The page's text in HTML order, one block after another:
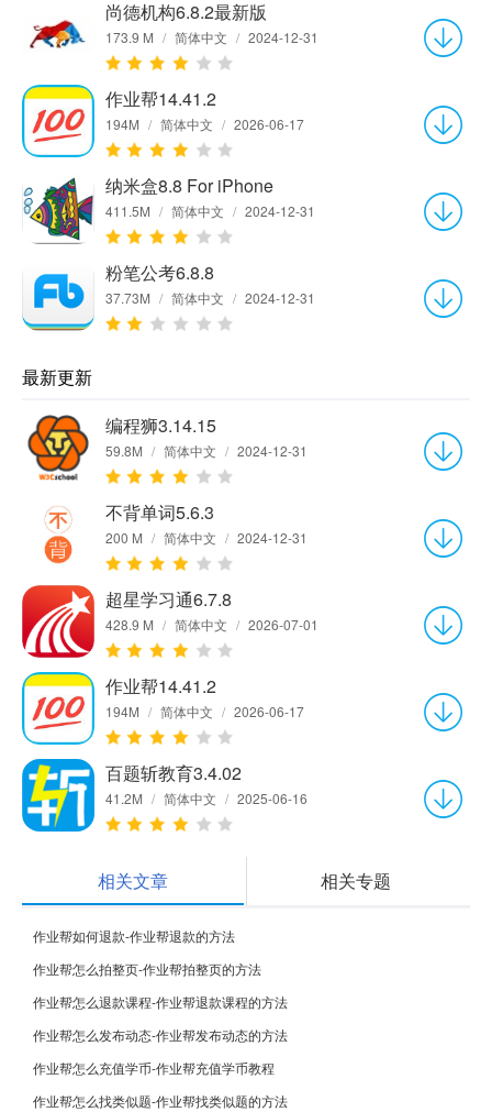
尚德机构6.8.2最新版
173.9 M / 简体中文 / 2024-12-31
作业帮14.41.2
194M / 简体中文 / 2026-06-17
纳米盒8.8 For iPhone
411.5M / 简体中文 / 2024-12-31
粉笔公考6.8.8
37.73M / 简体中文 / 2024-12-31
最新更新
编程狮3.14.15
59.8M / 简体中文 / 2024-12-31
不背单词5.6.3
200 M / 简体中文 / 2024-12-31
超星学习通6.7.8
428.9 M / 简体中文 / 2026-07-01
作业帮14.41.2
194M / 简体中文 / 2026-06-17
百题斩教育3.4.02
41.2M / 简体中文 / 2025-06-16
相关文章 相关专题
作业帮如何退款-作业帮退款的方法
作业帮怎么拍整页-作业帮拍整页的方法
作业帮怎么退款课程-作业帮退款课程的方法
作业帮怎么发布动态-作业帮发布动态的方法
作业帮怎么充值学币-作业帮充值学币教程
作业帮怎么找类似题-作业帮找类似题的方法